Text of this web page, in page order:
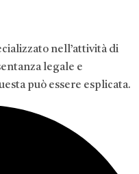
nell’attività di
legale e
può essere esplicata.